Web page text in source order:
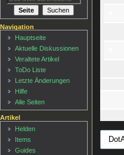
Navigation
Hauptseite
Aktuelle Diskussionen
Veraltete Artikel
ToDo Liste
Letzte Änderungen
Hilfe
Alle Seiten
Artikel
Helden
Items
Guides